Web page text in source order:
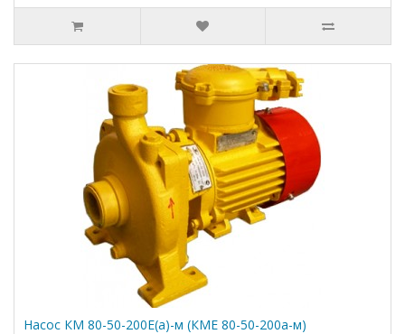
Насос КМ 80-50-200Е(а)-м (КМЕ 80-50-200а-м)